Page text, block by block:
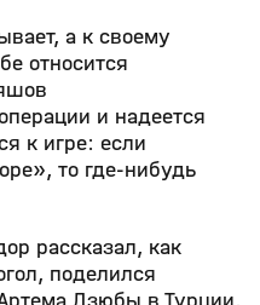
а к своему
относится
и надеется
к игре: если
то где-нибудь
рассказал, как
поделился